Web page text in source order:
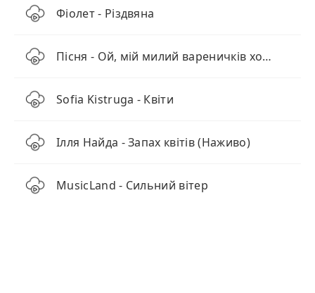
Фіолет - Різдвяна
Пісня - Ой, мій милий вареничків хоче (Drum and Bass)
Sofia Kistruga - Квіти
Ілля Найда - Запах квітів (Наживо)
MusicLand - Сильний вітер